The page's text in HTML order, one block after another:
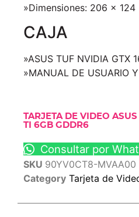
»Dimensiones: 206 x
CAJA
»ASUS TUF NVIDIA GTX
»MANUAL DE USUARIO
TARJETA DE VIDEO
TI 6GB GDDR6
Consultar por
SKU 90YV0CT8-MVAA00
Category Tarjeta de